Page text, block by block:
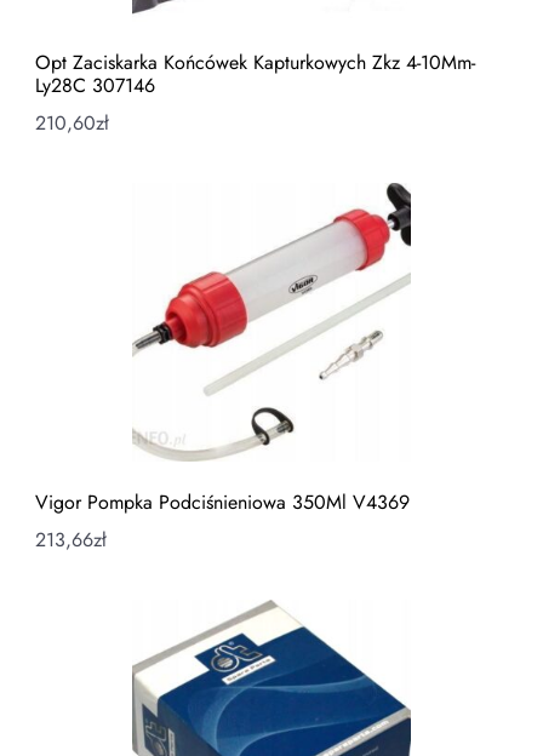
Opt Zaciskarka Końcówek Kapturkowych Zkz 4-10Mm-
Ly28C 307146
210,60zł
Vigor Pompka Podciśnieniowa 350Ml V4369
213,66zł